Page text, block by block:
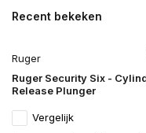
Recent bekeken
Ruger
Ruger Security Six -
Release Plunger
Vergelijk